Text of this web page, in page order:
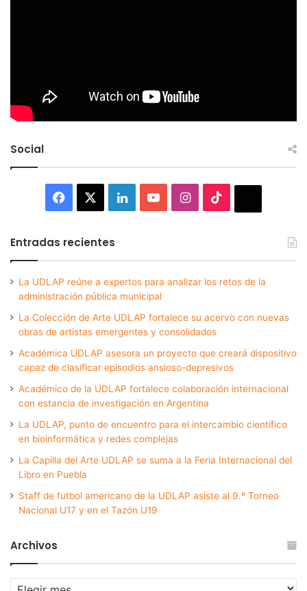
Social
Facebook LinkedInYouTubeInstagram
Entradas recientes
La UDLAP reúne a expertos para analizar los retos de la
administración pública municipal
La Colección de Arte UDLAP fortalece su acervo con nuevas
obras de artistas emergentes y consolidados
Académica UDLAP asesora un proyecto que creará dispositivo
capaz de clasificar episodios ansioso-depresivos
Académico de la UDLAP fortalece colaboración internacional
con estancia de investigación en Argentina
La UDLAP, punto de encuentro para el intercambio científico
en bioinformática y redes complejas
La Capilla del Arte UDLAP se suma a la Feria Internacional del
Libro en Puebla
Staff de futbol americano de la UDLAP asiste al 9.º Torneo
Nacional U17 y en el Tazón U19
Archivos
Archivos